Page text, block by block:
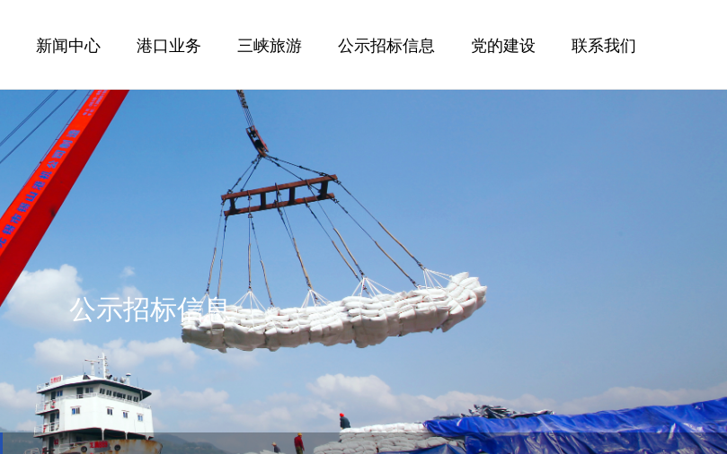
新闻中心 港口业务 三峡旅游 公示招标信息 党的建设 联系我们
公示招标信息